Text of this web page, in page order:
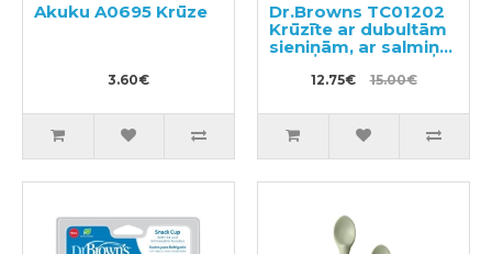
Akuku A0695 Krūze
3.60€
Dr.Browns TC01202
Krūzīte ar dubultām
sieniņām, ar salmiņu
300 ml, 12m+
12.75€ 15.00€